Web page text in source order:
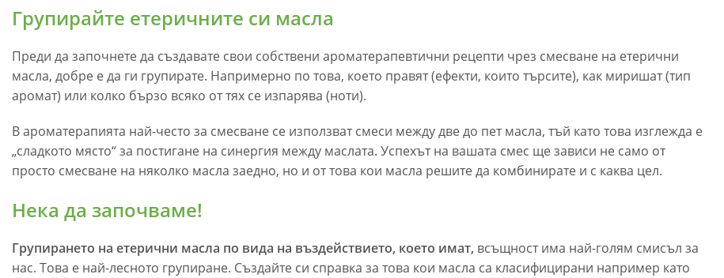
Групирайте етеричните си масла
Преди да започнете да създавате свои собствени ароматерапевтични рецепти чрез смесване на етерични
масла, добре е да ги групирате. Напримерно по това, което правят (ефекти, които търсите), как миришат (тип
аромат) или колко бързо всяко от тях се изпарява (ноти).
В ароматерапията най-често за смесване се използват смеси между две до пет масла, тъй като това изглежда е
„сладкото място“ за постигане на синергия между маслата. Успехът на вашата смес ще зависи не само от
просто смесване на няколко масла заедно, но и от това кои масла решите да комбинирате и с каква цел.
Нека да започваме!
Групирането на етерични масла по вида на въздействието, което имат, всъщност има най-голям смисъл за
нас. Това е най-лесното групиране. Създайте си справка за това кои масла са класифицирани например като